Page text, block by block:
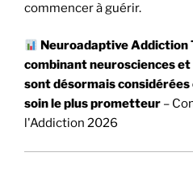
commencer à guérir.
Neuroadaptive Addiction
combinant neurosciences
sont désormais
soin le plus prometteur –
l'Addiction 2026